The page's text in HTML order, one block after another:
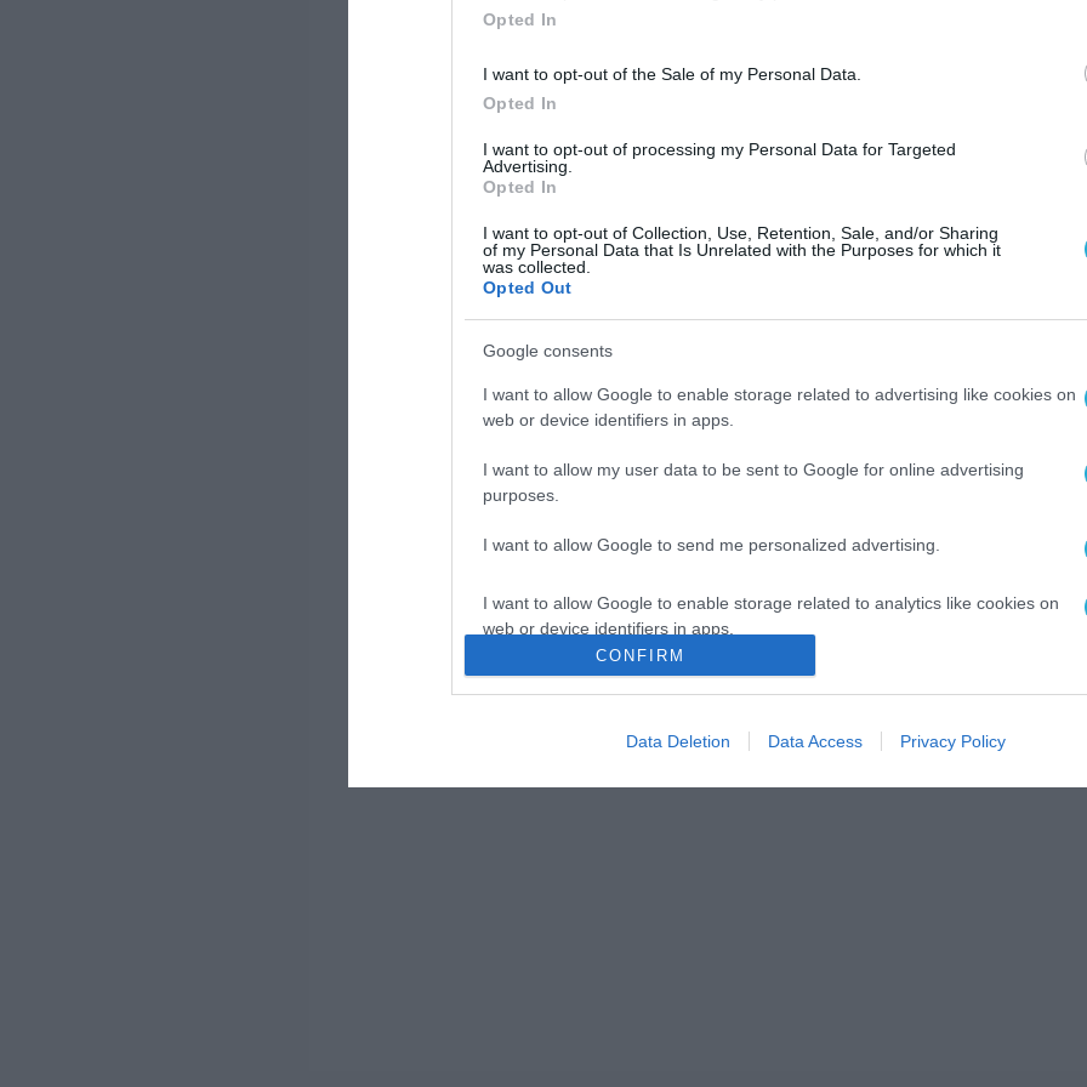
Opted In
I want to opt-out of the Sale of my Personal Data.
Opted In
I want to opt-out of processing my Personal Data for Targeted
Advertising.
Opted In
I want to opt-out of Collection, Use, Retention, Sale, and/or Sharing
of my Personal Data that Is Unrelated with the Purposes for which it
was collected.
Opted Out
Google consents
I want to allow Google to enable storage related to advertising like cookies on
web or device identifiers in apps.
I want to allow my user data to be sent to Google for online advertising
purposes.
I want to allow Google to send me personalized advertising.
I want to allow Google to enable storage related to analytics like cookies on
web or device identifiers in apps.
I want to allow Google to enable storage related to functionality of the website
I want to allow Google to enable storage related to personalization.
CONFIRM
Data Deletion Data Access Privacy Policy